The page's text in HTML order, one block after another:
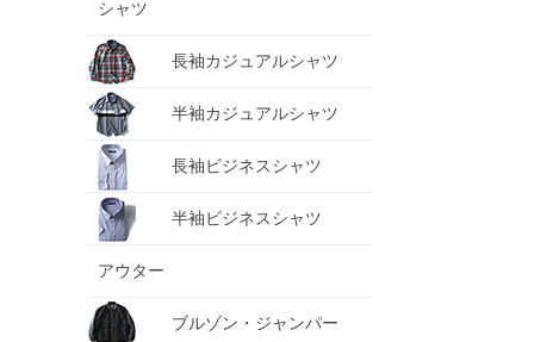
シャツ
長袖カジュアルシャツ
半袖カジュアルシャツ
長袖ビジネスシャツ
半袖ビジネスシャツ
アウター
ブルゾン・ジャンパー